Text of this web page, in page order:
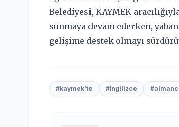
Belediyesi, KAYMEK
sunmaya devam ederken,
gelişime destek olmayı
#kaymek’te #i̇ngilizce